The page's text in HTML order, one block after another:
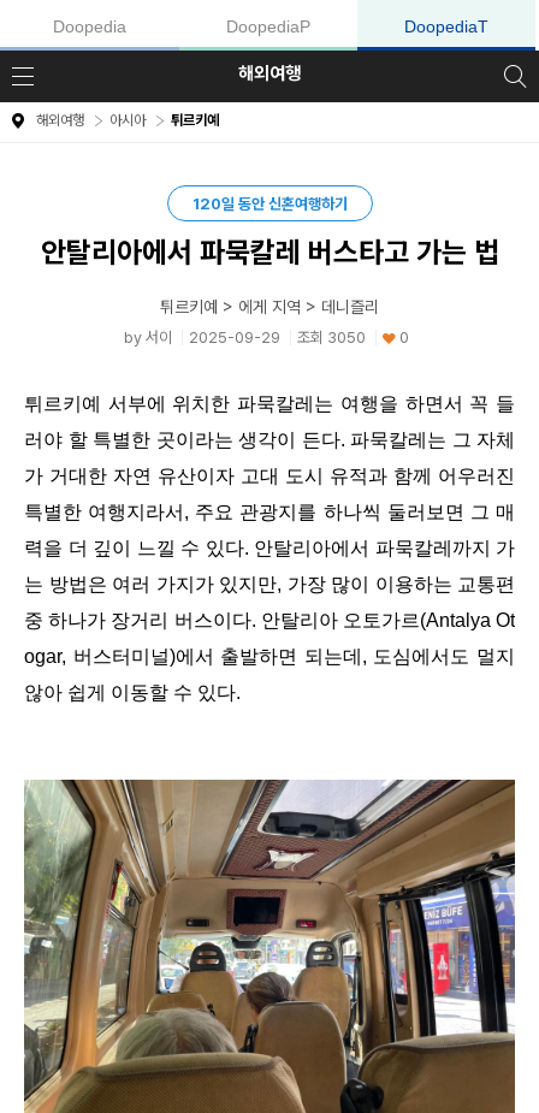
Doopedia
DoopediaP DoopediaT
해외여행
해외여행 아시아 튀르키예
120일 동안 신혼여행하기
안탈리아에서 파묵칼레 버스타고 가는 법
튀르키예 > 에게 지역 > 데니즐리
by 서이 2025-09-29 조회 3050 0
튀르키예 서부에 위치한 파묵칼레는 여행을 하면서 꼭 들
러야 할 특별한 곳이라는 생각이 든다. 파묵칼레는 그 자체
가 거대한 자연 유산이자 고대 도시 유적과 함께 어우러진
특별한 여행지라서, 주요 관광지를 하나씩 둘러보면 그 매
력을 더 깊이 느낄 수 있다. 안탈리아에서 파묵칼레까지 가
는 방법은 여러 가지가 있지만, 가장 많이 이용하는 교통편
중 하나가 장거리 버스이다. 안탈리아 오토가르(Antalya Ot
ogar, 버스터미널)에서 출발하면 되는데, 도심에서도 멀지
않아 쉽게 이동할 수 있다.